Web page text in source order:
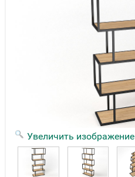
Увеличить изображение